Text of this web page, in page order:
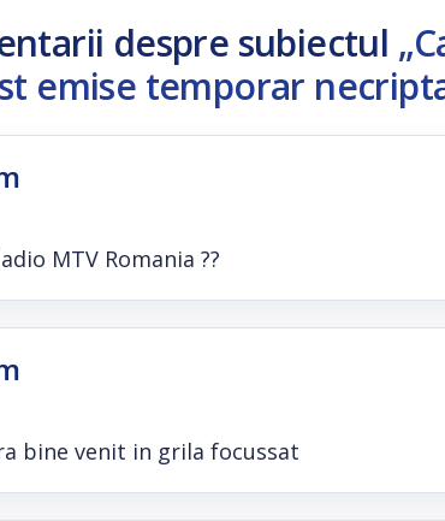
despre subiectul
emise temporar
MTV Romania ??
bine venit in grila focussat